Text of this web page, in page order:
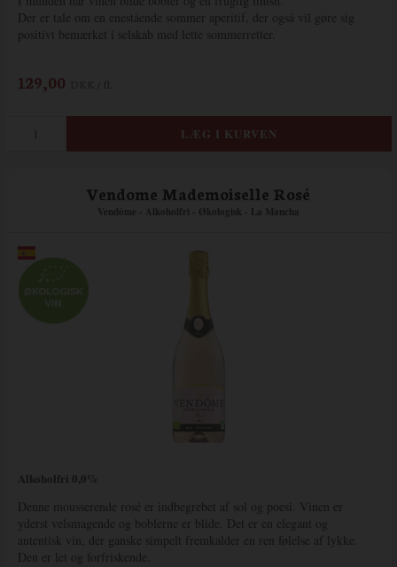
Der er tale om en enestående sommer aperitif, der også vil gøre sig
positivt bemærket i selskab med lette sommerretter.
129,00
Vendome Mademoiselle Rosé
Vendôme - Alkoholfri - Økologisk - La Mancha
Alkoholfri 0,0%
Denne mousserende rosé er indbegrebet af sol og poesi. Vinen er
yderst velsmagende og boblerne er blide. Det er en elegant og
autentisk vin, der ganske simpelt fremkalder en ren følelse af lykke.
Den er let og forfriskende.